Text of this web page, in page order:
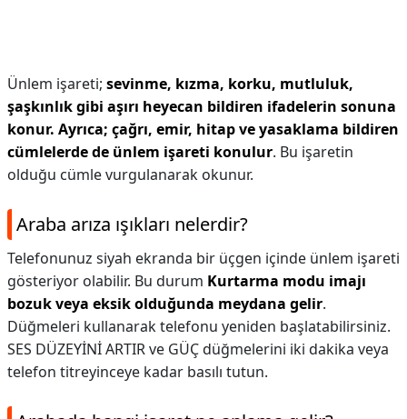
Ünlem işareti; sevinme, kızma, korku, mutluluk,
şaşkınlık gibi aşırı heyecan bildiren ifadelerin sonuna
konur. Ayrıca; çağrı, emir, hitap ve yasaklama bildiren
cümlelerde de ünlem işareti konulur. Bu işaretin
olduğu cümle vurgulanarak okunur.
Araba arıza ışıkları nelerdir?
Telefonunuz siyah ekranda bir üçgen içinde ünlem işareti
gösteriyor olabilir. Bu durum Kurtarma modu imajı
bozuk veya eksik olduğunda meydana gelir.
Düğmeleri kullanarak telefonu yeniden başlatabilirsiniz.
SES DÜZEYİNİ ARTIR ve GÜÇ düğmelerini iki dakika veya
telefon titreyinceye kadar basılı tutun.